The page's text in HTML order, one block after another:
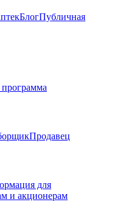
БлогПубличная
Продавец
для
и акционерам